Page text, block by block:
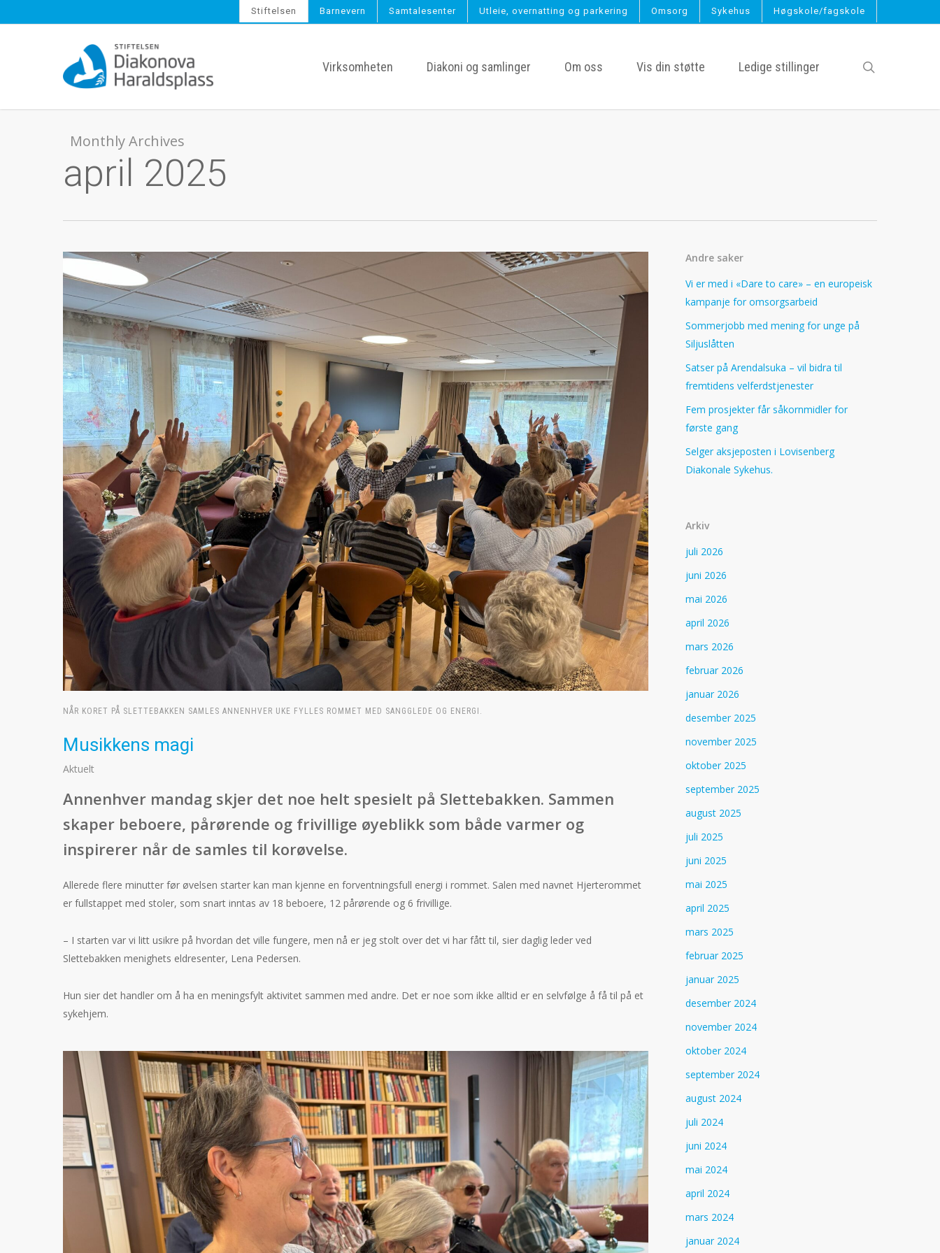
to
Stiftelsen Barnevern Samtalesenter Utleie, overnatting og parkering Omsorg Sykehus Høgskole/fagskole
Virksomheten Diakoni og samlinger Om oss Vis din støtte Ledige stillinger
Monthly Archives
april 2025
NÅR KORET PÅ SLETTEBAKKEN SAMLES ANNENHVER UKE FYLLES ROMMET MED SANGGLEDE OG ENERGI.
Musikkens magi
Aktuelt
Annenhver mandag skjer det noe helt spesielt på Slettebakken. Sammen
skaper beboere, pårørende og frivillige øyeblikk som både varmer og
inspirerer når de samles til korøvelse.
Allerede flere minutter før øvelsen starter kan man kjenne en forventningsfull energi i rommet. Salen med navnet Hjerterommet
er fullstappet med stoler, som snart inntas av 18 beboere, 12 pårørende og 6 frivillige.
– I starten var vi litt usikre på hvordan det ville fungere, men nå er jeg stolt over det vi har fått til, sier daglig leder ved
Slettebakken menighets eldresenter, Lena Pedersen.
Hun sier det handler om å ha en meningsfylt aktivitet sammen med andre. Det er noe som ikke alltid er en selvfølge å få til på et
sykehjem.
Andre saker
Vi er med i «Dare to care» – en europeisk
kampanje for omsorgsarbeid
Sommerjobb med mening for unge på
Siljuslåtten
Satser på Arendalsuka – vil bidra til
fremtidens velferdstjenester
Fem prosjekter får såkornmidler for
første gang
Selger aksjeposten i Lovisenberg
Diakonale Sykehus.
Arkiv
juli 2026
juni 2026
mai 2026
april 2026
mars 2026
februar 2026
januar 2026
desember 2025
november 2025
oktober 2025
september 2025
august 2025
juli 2025
juni 2025
mai 2025
april 2025
mars 2025
februar 2025
januar 2025
desember 2024
november 2024
oktober 2024
september 2024
august 2024
juli 2024
juni 2024
mai 2024
april 2024
mars 2024
januar 2024